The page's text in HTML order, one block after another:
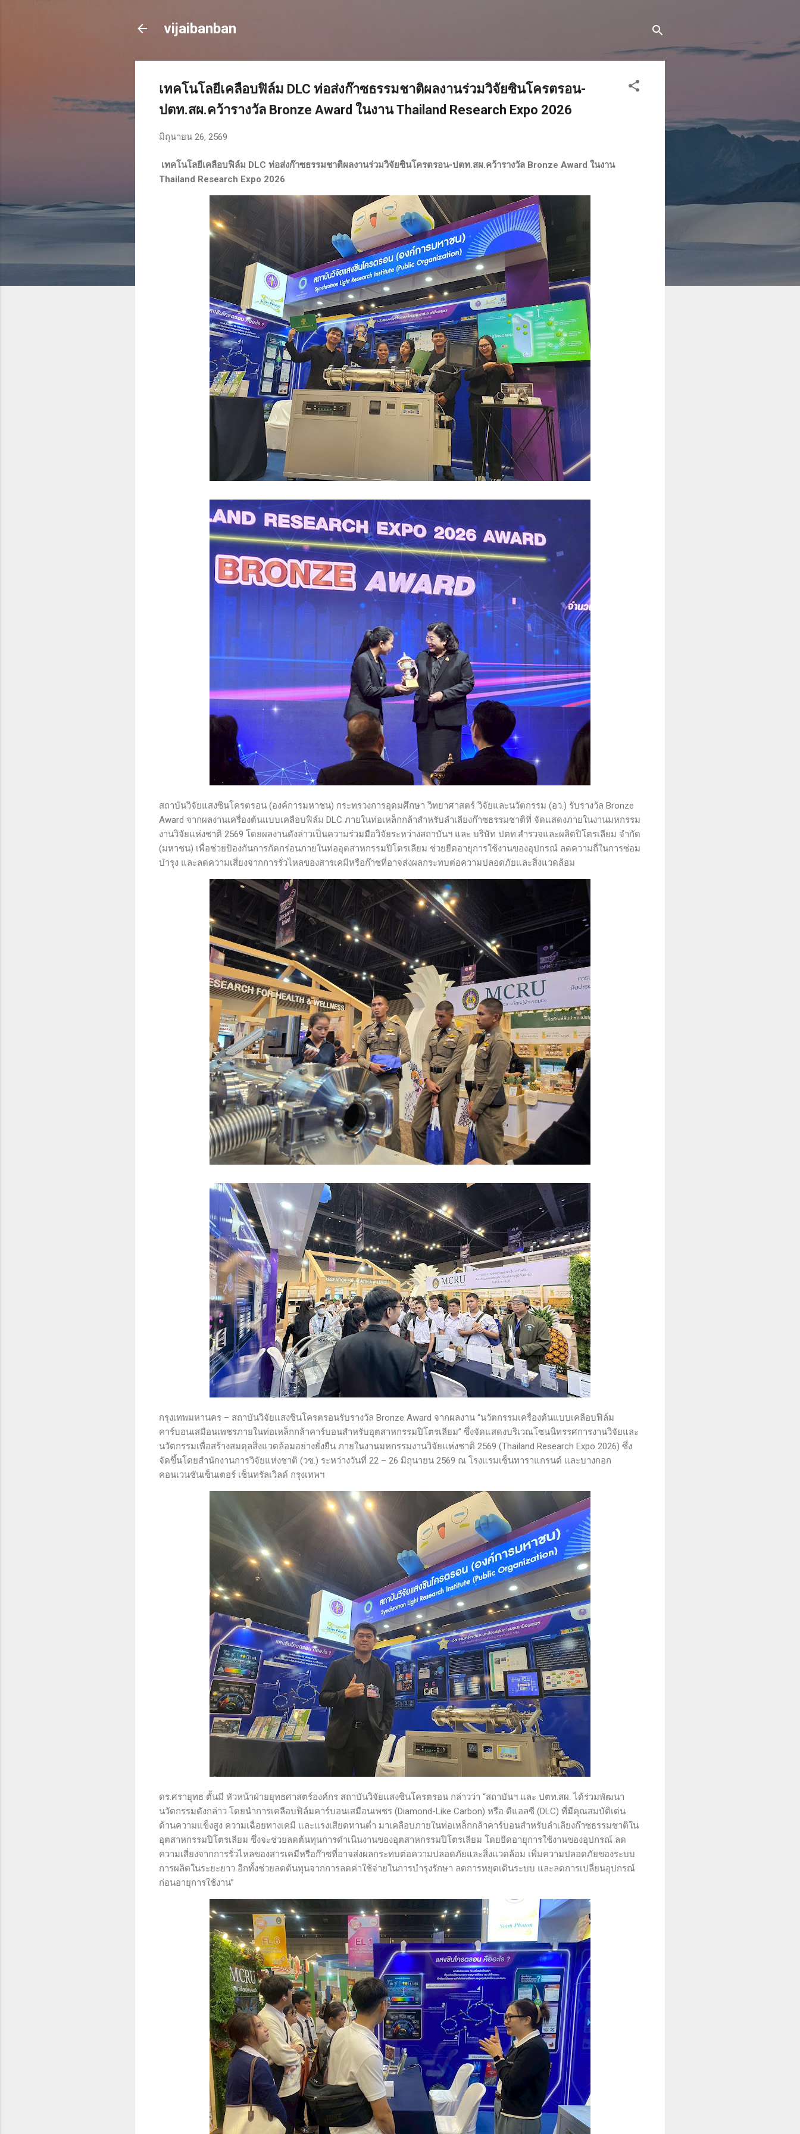
vijaibanban
เทคโนโลยีเคลือบฟิล์ม DLC ท่อส่งก๊าซธรรมชาติผลงานร่วมวิจัยซินโครตรอน-
ปตท.สผ.คว้ารางวัล Bronze Award ในงาน Thailand Research Expo 2026
มิถุนายน 26, 2569
เทคโนโลยีเคลือบฟิล์ม DLC ท่อส่งก๊าซธรรมชาติผลงานร่วมวิจัยซินโครตรอน-ปตท.สผ.คว้ารางวัล Bronze Award ในงาน
Thailand Research Expo 2026
สถาบันวิจัยแสงซินโครตรอน (องค์การมหาชน) กระทรวงการอุดมศึกษา วิทยาศาสตร์ วิจัยและนวัตกรรม (อว.) รับรางวัล Bronze
Award จากผลงานเครื่องต้นแบบเคลือบฟิล์ม DLC ภายในท่อเหล็กกล้าสำหรับลำเลียงก๊าซธรรมชาติที่ จัดแสดงภายในงานมหกรรม
งานวิจัยแห่งชาติ 2569 โดยผลงานดังล่าวเป็นความร่วมมือวิจัยระหว่างสถาบันฯ และ บริษัท ปตท.สำรวจและผลิตปิโตรเลียม จำกัด
(มหาชน) เพื่อช่วยป้องกันการกัดกร่อนภายในท่ออุตสาหกรรมปิโตรเลียม ช่วยยืดอายุการใช้งานของอุปกรณ์ ลดความถี่ในการซ่อม
บำรุง และลดความเสี่ยงจากการรั่วไหลของสารเคมีหรือก๊าซที่อาจส่งผลกระทบต่อความปลอดภัยและสิ่งแวดล้อม
กรุงเทพมหานคร – สถาบันวิจัยแสงซินโครตรอนรับรางวัล Bronze Award จากผลงาน “นวัตกรรมเครื่องต้นแบบเคลือบฟิล์ม
คาร์บอนเสมือนเพชรภายในท่อเหล็กกล้าคาร์บอนสำหรับอุตสาหกรรมปิโตรเลียม” ซึ่งจัดแสดงบริเวณโซนนิทรรศการงานวิจัยและ
นวัตกรรมเพื่อสร้างสมดุลสิ่งแวดล้อมอย่างยั่งยืน ภายในงานมหกรรมงานวิจัยแห่งชาติ 2569 (Thailand Research Expo 2026) ซึ่ง
จัดขึ้นโดยสำนักงานการวิจัยแห่งชาติ (วช.) ระหว่างวันที่ 22 – 26 มิถุนายน 2569 ณ โรงแรมเซ็นทาราแกรนด์ และบางกอก
คอนเวนชันเซ็นเตอร์ เซ็นทรัลเวิลด์ กรุงเทพฯ
ดร.ศรายุทธ ตั้นมี หัวหน้าฝ่ายยุทธศาสตร์องค์กร สถาบันวิจัยแสงซินโครตรอน กล่าวว่า “สถาบันฯ และ ปตท.สผ. ได้ร่วมพัฒนา
นวัตกรรมดังกล่าว โดยนำการเคลือบฟิล์มคาร์บอนเสมือนเพชร (Diamond-Like Carbon) หรือ ดีแอลซี (DLC) ที่มีคุณสมบัติเด่น
ด้านความแข็งสูง ความเฉื่อยทางเคมี และแรงเสียดทานต่ำ มาเคลือบภายในท่อเหล็กกล้าคาร์บอนสำหรับลำเลียงก๊าซธรรมชาติใน
อุตสาหกรรมปิโตรเลียม ซึ่งจะช่วยลดต้นทุนการดำเนินงานของอุตสาหกรรมปิโตรเลียม โดยยืดอายุการใช้งานของอุปกรณ์ ลด
ความเสี่ยงจากการรั่วไหลของสารเคมีหรือก๊าซที่อาจส่งผลกระทบต่อความปลอดภัยและสิ่งแวดล้อม เพิ่มความปลอดภัยของระบบ
การผลิตในระยะยาว อีกทั้งช่วยลดต้นทุนจากการลดค่าใช้จ่ายในการบำรุงรักษา ลดการหยุดเดินระบบ และลดการเปลี่ยนอุปกรณ์
ก่อนอายุการใช้งาน”